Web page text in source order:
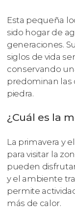
Esta pequeña
sido hogar de
generaciones.
siglos de vida
conservando
predominan las
piedra.
¿Cuál es la
La primavera y
para visitar la
pueden
y el ambiente
permite
más de calor.